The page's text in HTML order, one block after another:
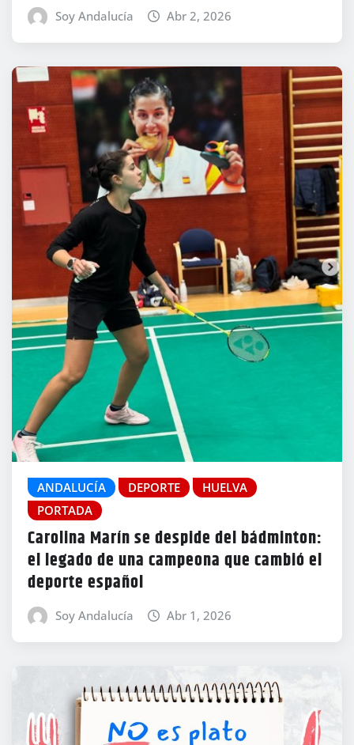
Soy Andalucía Abr 2, 2026
ANDALUCÍA DEPORTE
HUELVA
PORTADA
Carolina Marín se despide del bádminton:
el legado de una campeona que cambió el
deporte español
Soy Andalucía Abr 1, 2026